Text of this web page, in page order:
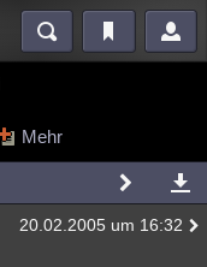
Mystery Kriminalfälle
Mehr
20.02.2005 um 16:32